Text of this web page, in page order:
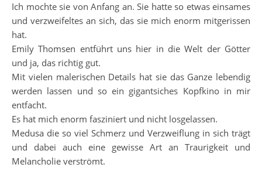
Ich mochte sie von Anfang an. Sie hatte so etwas einsames
und verzweifeltes an sich, das sie mich enorm mitgerissen
hat.
Emily Thomsen entführt uns hier in die Welt der Götter
und ja, das richtig gut.
Mit vielen malerischen Details hat sie das Ganze lebendig
werden lassen und so ein gigantsiches Kopfkino in mir
entfacht.
Es hat mich enorm fasziniert und nicht losgelassen.
Medusa die so viel Schmerz und Verzweiflung in sich trägt
und dabei auch eine gewisse Art an Traurigkeit und
Melancholie verströmt.